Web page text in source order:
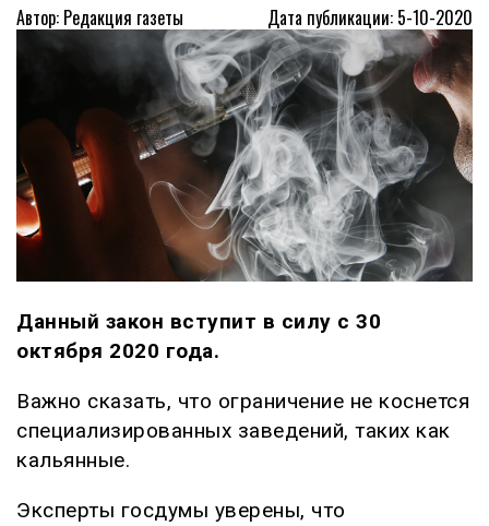
Автор: Редакция газеты Дата публикации: 5-10-2020
Данный закон вступит в силу с 30
октября 2020 года.
Важно сказать, что ограничение не коснется
специализированных заведений, таких как
кальянные.
Эксперты госдумы уверены, что